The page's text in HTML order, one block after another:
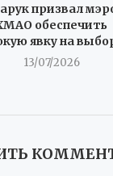
призвал
обеспечить
явку на
13/07/2026